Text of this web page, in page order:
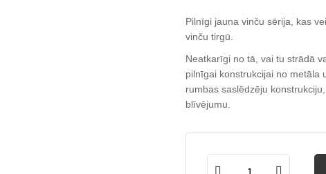
Pilnīgi jauna vinču sērija, kas
vinču tirgū.
Neatkarīgi no tā, vai tu strādā
pilnīgai konstrukcijai no metāla
rumbas saslēdzēju
blīvējumu.